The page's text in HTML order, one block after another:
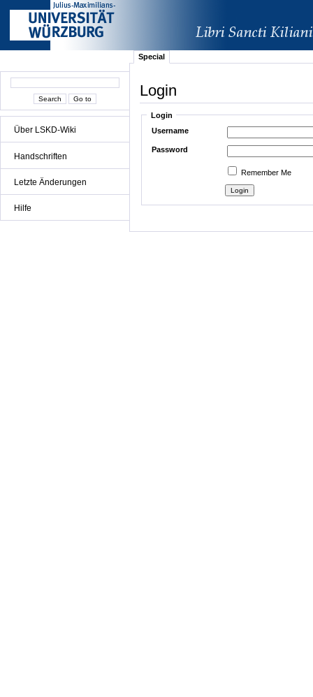
Über LSKD-Wiki
Handschriften
Letzte Änderungen
Hilfe
Special
Login
Login
Username
Password
Remember Me